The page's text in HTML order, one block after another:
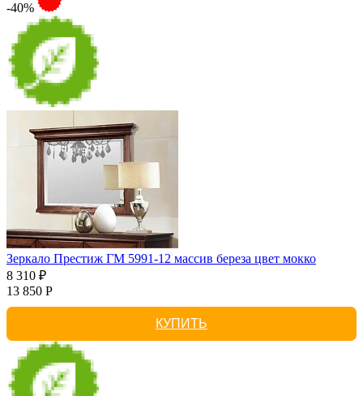
-40%
Зеркало Престиж ГМ 5991-12 массив береза цвет мокко
8 310 ₽
13 850 Р
КУПИТЬ